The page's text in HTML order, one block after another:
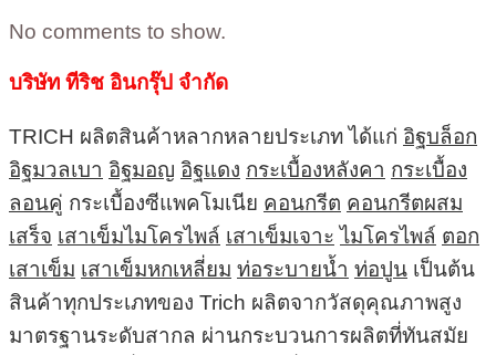
No comments to show.
บริษัท ทีริช อินกรุ๊ป จำกัด
TRICH ผลิตสินค้าหลากหลายประเภท ได้แก่ อิฐบล็อก
อิฐมวลเบา อิฐมอญ อิฐแดง กระเบื้องหลังคา กระเบื้อง
ลอนคู่ กระเบื้องซีแพคโมเนีย คอนกรีต คอนกรีตผสม
เสร็จ เสาเข็มไมโครไพล์ เสาเข็มเจาะ ไมโครไพล์ ตอก
เสาเข็ม เสาเข็มหกเหลี่ยม ท่อระบายน้ำ ท่อปูน เป็นต้น
สินค้าทุกประเภทของ Trich ผลิตจากวัสดุคุณภาพสูง
มาตรฐานระดับสากล ผ่านกระบวนการผลิตที่ทันสมัย